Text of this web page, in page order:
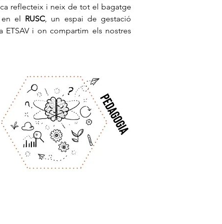
reflecteix i neix de tot el bagatge
el RUSC, un espai de gestació
ETSAV i on compartim els nostres